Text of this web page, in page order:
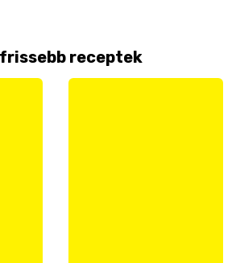
receptek